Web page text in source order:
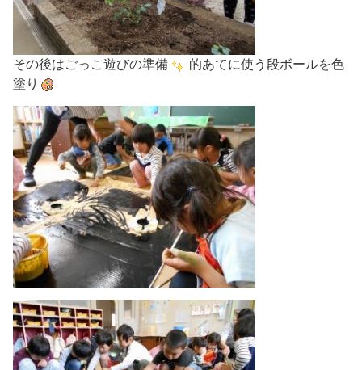
その後はごっこ遊びの準備
的あてに使う段ボールを色
塗り